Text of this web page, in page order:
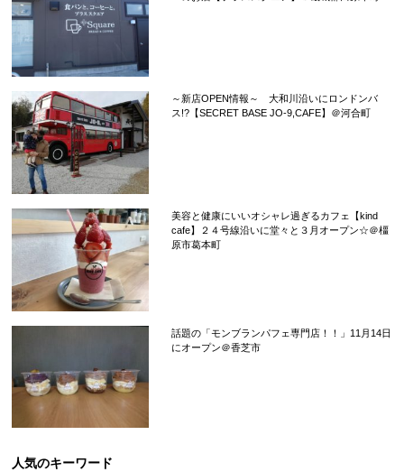
～新店OPEN情報～ 大和川沿いにロンドンバ
ス!?【SECRET BASE JO-9,CAFE】＠河合町
美容と健康にいいオシャレ過ぎるカフェ【kind
cafe】２４号線沿いに堂々と３月オープン☆＠橿
原市葛本町
話題の「モンブランパフェ専門店！！」11月14日
にオープン＠香芝市
人気のキーワード